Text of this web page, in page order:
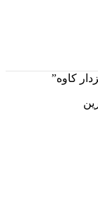
کاوه”